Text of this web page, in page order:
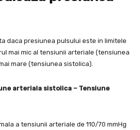
daca presiunea pulsului este in limitele
mai mic al tensiunii arteriale (tensiunea
mare (tensiunea sistolica).
arteriala sistolica – Tensiune
a tensiunii arteriale de 110/70 mmHg